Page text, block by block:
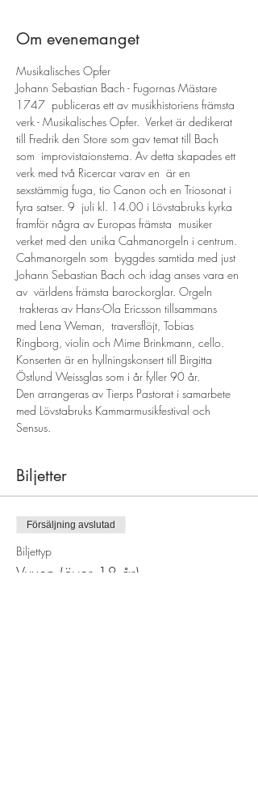
Om evenemanget
Musikalisches Opfer
Johann Sebastian Bach - Fugornas Mästare
1747  publiceras ett av musikhistoriens främsta
verk - Musikalisches Opfer.  Verket är dedikerat
till Fredrik den Store som gav temat till Bach
som  improvistaionstema. Av detta skapades ett
verk med två Ricercar varav en  är en
sexstämmig fuga, tio Canon och en Triosonat i
fyra satser. 9  juli kl. 14.00 i Lövstabruks kyrka
framför några av Europas främsta  musiker
verket med den unika Cahmanorgeln i centrum.
Cahmanorgeln som  byggdes samtida med just
Johann Sebastian Bach och idag anses vara en
av  världens främsta barockorglar. Orgeln
trakteras av Hans-Ola Ericsson tillsammans
med Lena Weman,  traversflöjt, Tobias
Ringborg, violin och Mime Brinkmann, cello.
Konserten är en hyllningskonsert till Birgitta
Östlund Weissglas som i år fyller 90 år.
Den arrangeras av Tierps Pastorat i samarbete
med Lövstabruks Kammarmusikfestival och
Sensus.
Biljetter
Försäljning avslutad
Biljettyp
Vuxen (över 18 år)